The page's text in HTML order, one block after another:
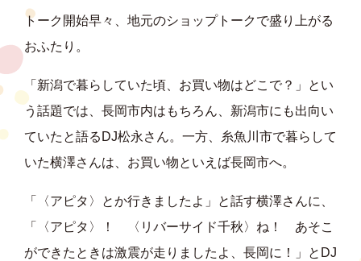
トーク開始早々、地元のショップトークで盛り上がる
おふたり。
「新潟で暮らしていた頃、お買い物はどこで？」とい
う話題では、長岡市内はもちろん、新潟市にも出向い
ていたと語るDJ松永さん。一方、糸魚川市で暮らして
いた横澤さんは、お買い物といえば長岡市へ。
「〈アピタ〉とか行きましたよ」と話す横澤さんに、
「〈アピタ〉！ 〈リバーサイド千秋〉ね！ あそこ
ができたときは激震が走りましたよ、長岡に！」とDJ